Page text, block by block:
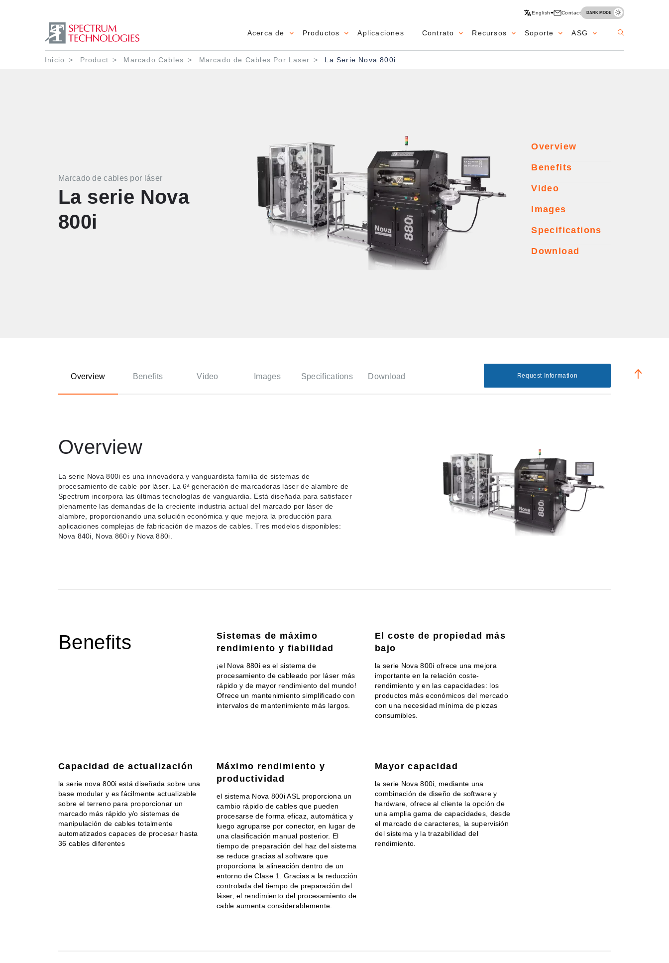
English Contact DARK MODE
Main navigation
Acerca de Productos Aplicaciones Contrato Recursos Soporte ASG
Ruta de navegación
Inicio Product Marcado Cables Marcado de Cables Por Laser La Serie Nova 800i
Marcado de cables por láser
La serie Nova
800i
Overview
Benefits
Video
Images
Specifications
Download
Overview Benefits Video Images Specifications Download Request Information
Overview
La serie Nova 800i es una innovadora y vanguardista familia de sistemas de
procesamiento de cable por láser. La 6ª generación de marcadoras láser de alambre de
Spectrum incorpora las últimas tecnologías de vanguardia. Está diseñada para satisfacer
plenamente las demandas de la creciente industria actual del marcado por láser de
alambre, proporcionando una solución económica y que mejora la producción para
aplicaciones complejas de fabricación de mazos de cables. Tres modelos disponibles:
Nova 840i, Nova 860i y Nova 880i.
Benefits
Sistemas de máximo
rendimiento y fiabilidad
¡el Nova 880i es el sistema de
procesamiento de cableado por láser más
rápido y de mayor rendimiento del mundo!
Ofrece un mantenimiento simplificado con
intervalos de mantenimiento más largos.
El coste de propiedad más
bajo
la serie Nova 800i ofrece una mejora
importante en la relación coste-
rendimiento y en las capacidades: los
productos más económicos del mercado
con una necesidad mínima de piezas
consumibles.
Capacidad de actualización
la serie nova 800i está diseñada sobre una
base modular y es fácilmente actualizable
sobre el terreno para proporcionar un
marcado más rápido y/o sistemas de
manipulación de cables totalmente
automatizados capaces de procesar hasta
36 cables diferentes
Máximo rendimiento y
productividad
el sistema Nova 800i ASL proporciona un
cambio rápido de cables que pueden
procesarse de forma eficaz, automática y
luego agruparse por conector, en lugar de
una clasificación manual posterior. El
tiempo de preparación del haz del sistema
se reduce gracias al software que
proporciona la alineación dentro de un
entorno de Clase 1. Gracias a la reducción
controlada del tiempo de preparación del
láser, el rendimiento del procesamiento de
cable aumenta considerablemente.
Mayor capacidad
la serie Nova 800i, mediante una
combinación de diseño de software y
hardware, ofrece al cliente la opción de
una amplia gama de capacidades, desde
el marcado de caracteres, la supervisión
del sistema y la trazabilidad del
rendimiento.